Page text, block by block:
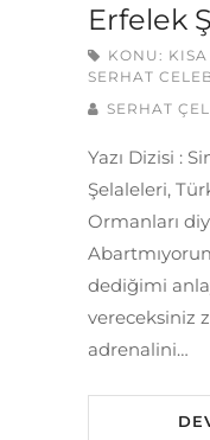
Erfelek
KONU:
SERHAT
SERHAT
Yazı Dizisi :
Şelaleleri,
Ormanları
dediğimi
vereceksiniz
adrenalini…